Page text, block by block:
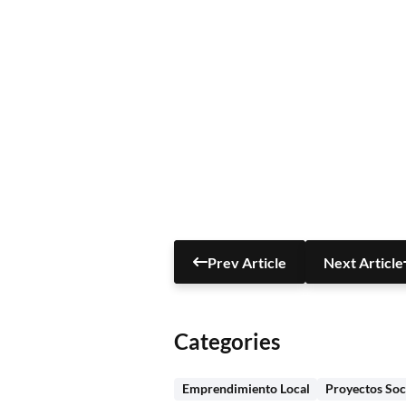
Prev Article Next Article
Categories
Emprendimiento Local Proyectos